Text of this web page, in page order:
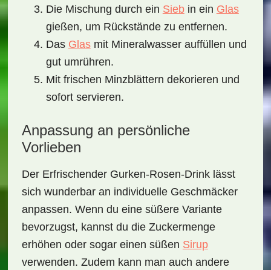
Die Mischung durch ein Siebin ein Glas
gießen, um Rückstände zu entfernen.
Das Glasmit Mineralwasser auffüllen und
gut umrühren.
Mit frischen Minzblättern dekorieren und
sofort servieren.
Anpassung an persönliche
Vorlieben
Der Erfrischender Gurken-Rosen-Drinklässt
sich wunderbar an individuelle Geschmäcker
anpassen. Wenn du eine süßere Variante
bevorzugst, kannst du die Zuckermenge
erhöhen oder sogar einen süßen Sirup
verwenden. Zudem kann man auch andere